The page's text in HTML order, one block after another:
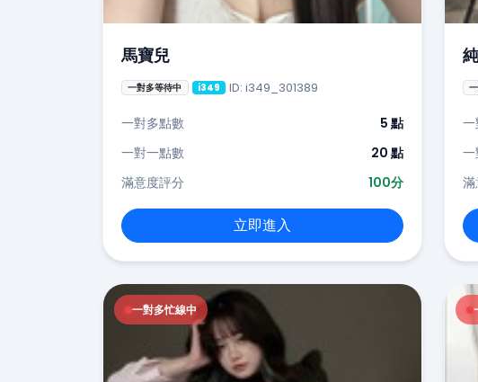
馬寶兒
一對多等待中 i349 ID: i349_301389
一對多點數
5 點
一對一點數
20 點
滿意度評分
100分
立即進入
一對多忙線中